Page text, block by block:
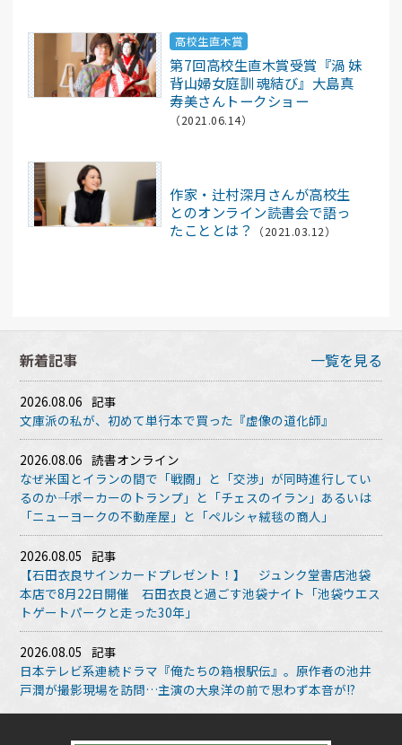
高校生直木賞
第7回高校生直木賞受賞『渦 妹
背山婦女庭訓 魂結び』大島真
寿美さんトークショー
（2021.06.14）
作家・辻村深月さんが高校生
とのオンライン読書会で語っ
たこととは？
（2021.03.12）
新着記事 一覧を見る
2026.08.06 記事
文庫派の私が、初めて単行本で買った『虚像の道化師』
2026.08.06 読書オンライン
なぜ米国とイランの間で「戦闘」と「交渉」が同時進行してい
るのか――「ポーカーのトランプ」と「チェスのイラン」あるいは
「ニューヨークの不動産屋」と「ペルシャ絨毯の商人」
2026.08.05
記事
【石田衣良サインカードプレゼント！】 ジュンク堂書店池袋
本店で8月22日開催 石田衣良と過ごす池袋ナイト「池袋ウエス
トゲートパークと走った30年」
2026.08.05
記事
日本テレビ系連続ドラマ『俺たちの箱根駅伝』。原作者の池井
戸潤が撮影現場を訪問…主演の大泉洋の前で思わず本音が!?